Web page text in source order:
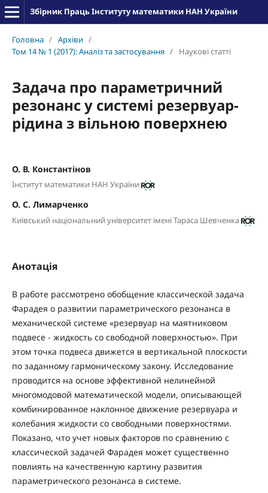
Збірник Праць Інституту математики НАН України
Головна / Архіви /
Том 14 № 1 (2017): Аналіз та застосування / Наукові статті
Задача про параметричний
резонанс у системі резервуар-
рідина з вільною поверхнею
О. В. Константінов
Інститут математики НАН України
О. С. Лимарченко
Київський національний університет імені Тараса Шевченка
Анотація
В работе рассмотрено обобщение классической задача
Фарадея о развитии параметрического резонанса в
механической системе «резервуар на маятниковом
подвесе - жидкость со свободной поверхностью». При
этом точка подвеса движется в вертикальной плоскости
по заданному гармоническому закону. Исследование
проводится на основе эффективной нелинейной
многомодовой математической модели, описывающей
комбинированное наклонное движение резервуара и
колебания жидкости со свободными поверхностями.
Показано, что учет новых факторов по сравнению с
классической задачей Фарадея может существенно
повлиять на качественную картину развития
параметрического резонанса в системе.